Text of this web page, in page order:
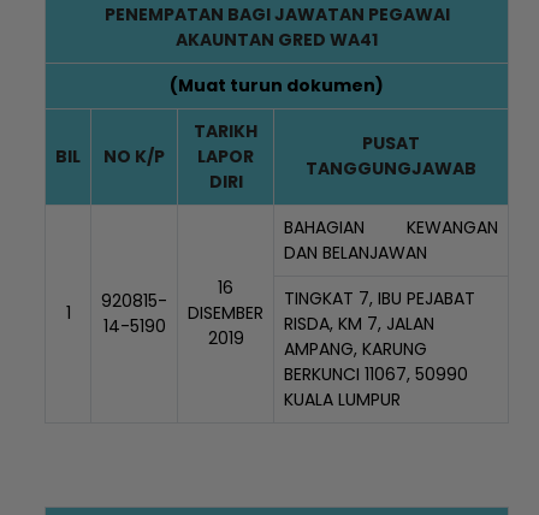
PENEMPATAN BAGI JAWATAN PEGAWAI
AKAUNTAN GRED WA41
(Muat turun dokumen)
BIL NO K/P
TARIKH
LAPOR
DIRI
PUSAT
TANGGUNGJAWAB
1
920815-
14-5190
16
DISEMBER
2019
BAHAGIAN KEWANGAN
DAN BELANJAWAN
TINGKAT 7, IBU PEJABAT
RISDA, KM 7, JALAN
AMPANG, KARUNG
BERKUNCI 11067, 50990
KUALA LUMPUR
Loading AiRIS...